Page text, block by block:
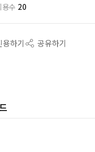
용수 20
용하기 공유하기